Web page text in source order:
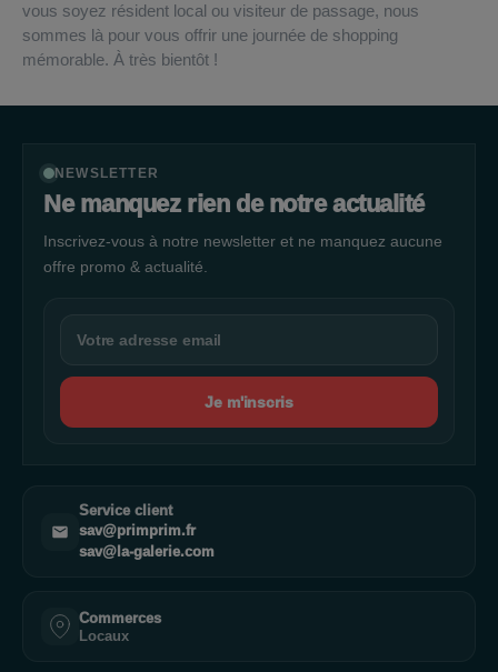
vous soyez résident local ou visiteur de passage, nous
sommes là pour vous offrir une journée de shopping
mémorable. À très bientôt !
NEWSLETTER
Ne manquez rien de notre actualité
Inscrivez-vous à notre newsletter et ne manquez aucune
offre promo & actualité.
Je m'inscris
Service client
sav@primprim.fr
sav@la-galerie.com
Commerces
Locaux